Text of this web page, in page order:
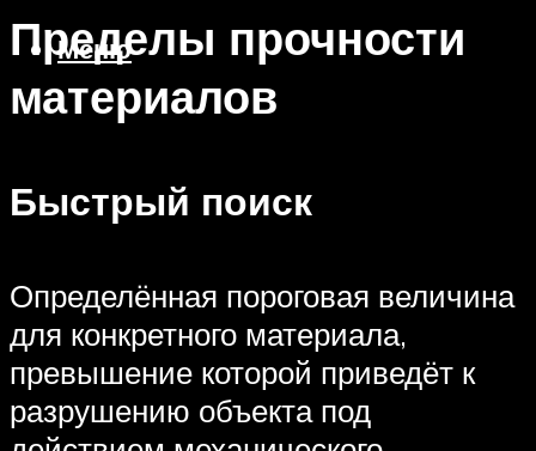
Меню
Пределы прочности
материалов
Быстрый поиск
Определённая пороговая величина
для конкретного материала,
превышение которой приведёт к
разрушению объекта под